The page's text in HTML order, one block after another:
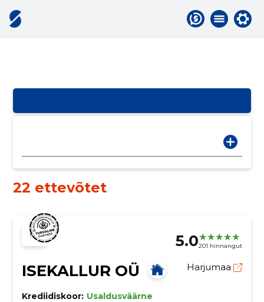
22 ettevõtet
5.0201 hinnangut
ISEKALLUR OÜ Harjumaa
Krediidiskoor: Usaldusväärne